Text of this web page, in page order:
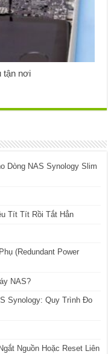
tận nơi
Dòng NAS Synology Slim
Tít Tít Rồi Tắt Hẳn
(Redundant Power
NAS?
Synology: Quy Trình Đo
Nguồn Hoặc Reset Liên